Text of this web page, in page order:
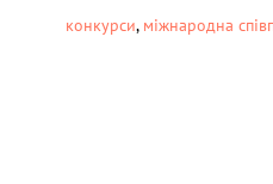
конкурси, міжнародна